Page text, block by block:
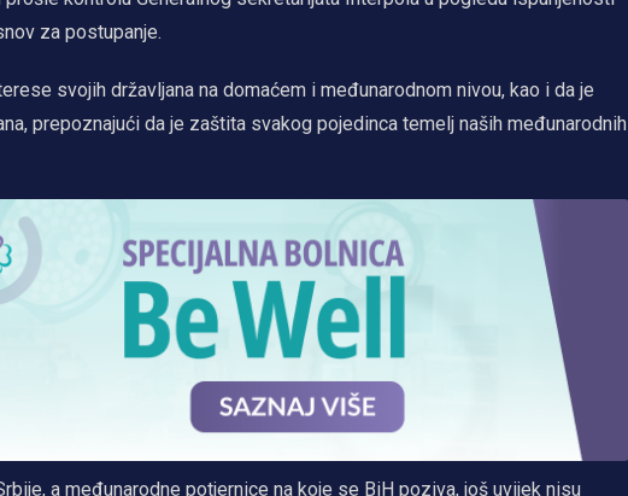
za postupanje.
svojih državljana na domaćem i međunarodnom nivou, kao i da je
prepoznajući da je zaštita svakog pojedinca temelj naših međunarodnih
a međunarodne potjernice na koje se BiH poziva, još uvijek nisu